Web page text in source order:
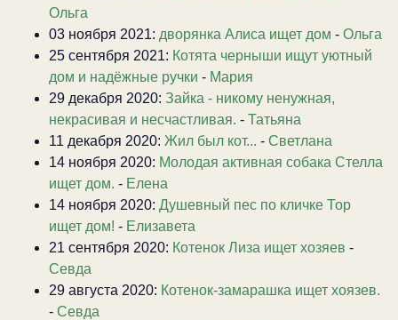
Ольга
03 ноября 2021: дворянка Алиса ищет дом - Ольга
25 сентября 2021: Котята черныши ищут уютный
дом и надёжные ручки - Мария
29 декабря 2020: Зайка - никому ненужная,
некрасивая и несчастливая. - Татьяна
11 декабря 2020: Жил был кот... - Светлана
14 ноября 2020: Молодая активная собака Стелла
ищет дом. - Елена
14 ноября 2020: Душевный пес по кличке Тор
ищет дом! - Елизавета
21 сентября 2020: Котенок Лиза ищет хозяев -
Севда
29 августа 2020: Котенок-замарашка ищет хоязев.
- Севда